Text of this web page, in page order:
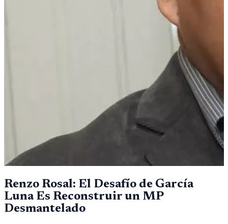
Renzo Rosal: El Desafío de García
Luna Es Reconstruir un MP
Desmantelado